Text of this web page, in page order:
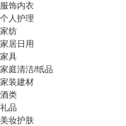
服饰内衣
个人护理
家纺
家居日用
家具
家庭清洁/纸品
家装建材
酒类
礼品
美妆护肤